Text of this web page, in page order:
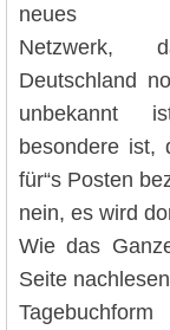
neues
Netzwerk,
Deutschland
unbekannt
besondere ist,
für“s Posten
nein, es wird
Wie das
Seite